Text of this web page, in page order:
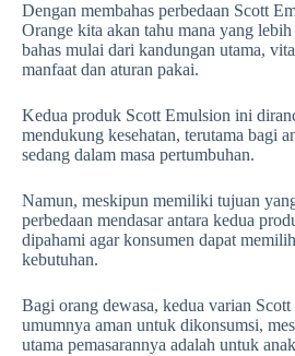
Dengan membahas perbedaan Scott
Orange kita akan tahu mana yang
bahas mulai dari kandungan utama,
manfaat dan aturan pakai.
Kedua produk Scott Emulsion ini
mendukung kesehatan, terutama bagi
sedang dalam masa pertumbuhan.
Namun, meskipun memiliki tujuan
perbedaan mendasar antara kedua
dipahami agar konsumen dapat
kebutuhan.
Bagi orang dewasa, kedua varian
umumnya aman untuk dikonsumsi,
utama pemasarannya adalah untuk